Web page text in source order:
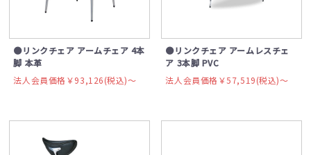
●リンクチェア アームチェア 4本
脚 本革
法人会員価格￥93,126(税込)〜
●リンクチェア アームレスチェ
ア 3本脚 PVC
法人会員価格￥57,519(税込)〜